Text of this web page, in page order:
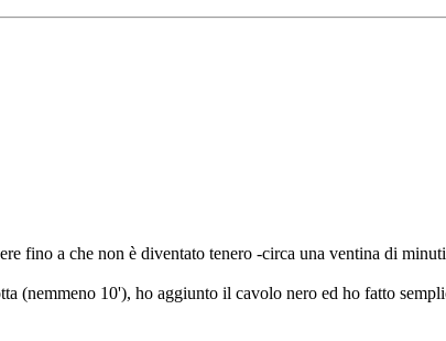
fino a che non è diventato tenero -circa una ventina di
(nemmeno 10'), ho aggiunto il cavolo nero ed ho fatto